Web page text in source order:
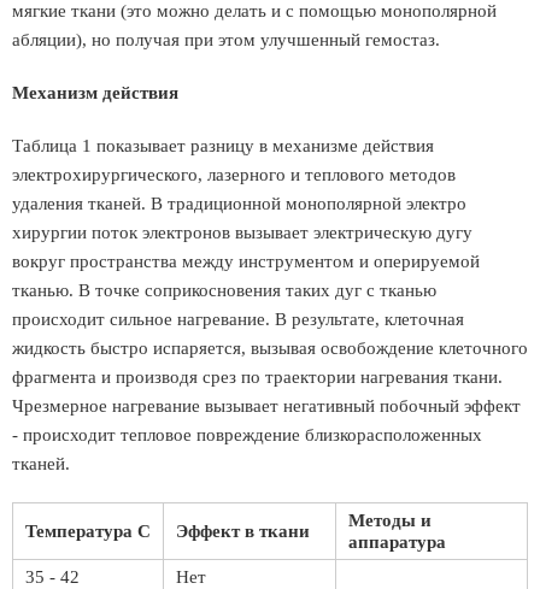
мягкие ткани (это можно делать и с помощью монополярной
абляции), но получая при этом улучшенный гемостаз.
Механизм действия
Таблица 1 показывает разницу в механизме действия
электрохирургического, лазерного и теплового методов
удаления тканей. В традиционной монополярной электро
хирургии поток электронов вызывает электрическую дугу
вокруг пространства между инструментом и оперируемой
тканью. В точке соприкосновения таких дуг с тканью
происходит сильное нагревание. В результате, клеточная
жидкость быстро испаряется, вызывая освобождение клеточного
фрагмента и производя срез по траектории нагревания ткани.
Чрезмерное нагревание вызывает негативный побочный эффект
- происходит тепловое повреждение близкорасположенных
тканей.
Температура С Эффект в ткани
Методы и
аппаратура
35 - 42
Нет